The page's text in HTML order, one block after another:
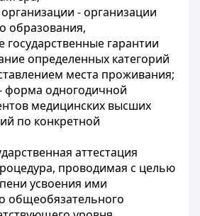
- организации
образования,
гарантии
определенных категорий
места проживания;
форма одногодичной
медицинских высших
по конкретной
аттестация
проводимая с целью
усвоения ими
общеобязательного